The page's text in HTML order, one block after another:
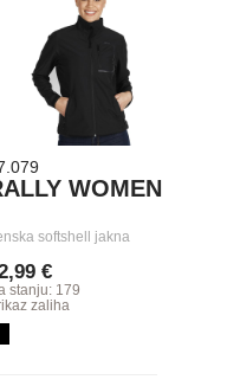
WOMEN
softshell jakna
€
stanju: 179
zaliha